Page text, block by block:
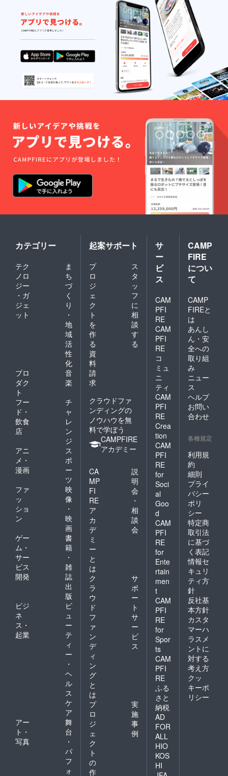
カテゴリー
テク
ノロ
ジー
・ガ
ジェ
ット
ま
ち
づ
く
り
・
地
域
活
性
化
プロ
ダク
ト
音
楽
フー
ド・
飲食
店
チ
ャ
レ
ン
ジ
アニ
メ・
漫画
ス
ポ
ー
ツ
ファ
ッ
ショ
ン
映
像
・
映
画
ゲー
ム・
サー
ビス
開発
書
籍
・
雑
誌
出
版
ビジ
ネ
ス・
起業
ビ
ュ
ー
テ
ィ
ー
・
ヘ
ル
ス
ケ
ア
アー
ト・
写真
舞
台
・
パ
フ
ォ
起案サポート
プ
ロ
ジ
ェ
ク
ト
を
作
る
ス
タ
ッ
フ
に
相
談
す
る
資
料
請
求
クラウドファ
ンディングの
ノウハウを無
料で学ぼう
CAMPFIRE
アカデミー
CA
MP
FI
RE
ア
カ
デ
ミ
ー
と
は
説
明
会
・
相
談
会
ク
ラ
ウ
ド
フ
ァ
ン
デ
ィ
ン
グ
と
は
サ
ポ
ー
ト
サ
ー
ビ
ス
プ
ロ
ジ
ェ
ク
ト
の
作
実
施
事
例
サ
ー
ビ
ス
CAM
PFI
RE
CAM
PFI
RE
コ
ミュ
ニ
ティ
CAM
PFI
RE
Crea
tion
CAM
PFI
RE
for
Soci
al
Goo
d
CAM
PFI
RE
for
Ente
rtain
men
t
CAM
PFI
RE
for
Spor
ts
CAM
PFI
RE
ふる
さと
納税
AD
FOR
ALL
HIO
KOS
HI
CAMP
FIRE
につい
て
CAMP
FIREと
は
あんし
ん・安
全への
取り組
み
ニュー
ス
ヘルプ
お問い
合わせ
各種規定
利用規
約
細則
プライ
バシー
ポリ
シー
特定商
取引法
に基づ
く表記
情報セ
キュリ
ティ方
針
反社基
本方針
カスタ
マーハ
ラスメ
ントに
対する
考え方
クッ
キーポ
リシー